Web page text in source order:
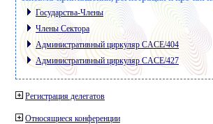
Государства-Члены
Члены Сектора
Административный циркуляр CACE/404
Административный циркуляр CACE/427
Регистрация делегатов
Относящиеся конференции